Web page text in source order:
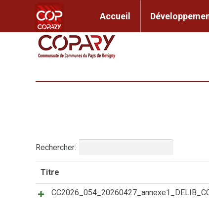
Accueil
Rechercher:
Titre
Accueil